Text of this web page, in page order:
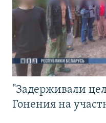
"Задерживали
Гонения на